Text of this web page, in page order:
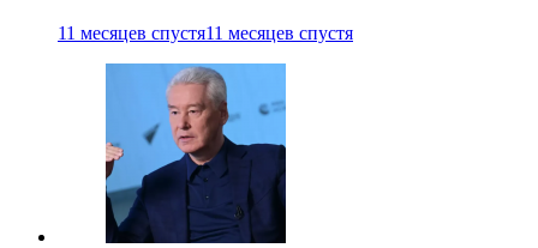
11 месяцев спустя11 месяцев спустя